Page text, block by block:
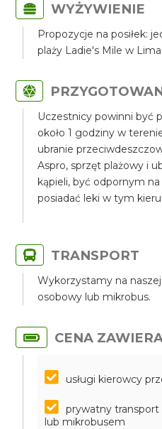
WYŻYWIENIE
Propozycje na posiłek:
plaży Ladie's Mile w
Uczestnicy powinni być
około 1 godziny w
ubranie
Aspro, sprzęt plażowy i
kąpieli, być odpornym
posiadać leki w tym
TRANSPORT
Wykorzystamy na
osobowy lub mikrobus.
CENA
usługi kierowcy
prywatny
lub mikrobusem